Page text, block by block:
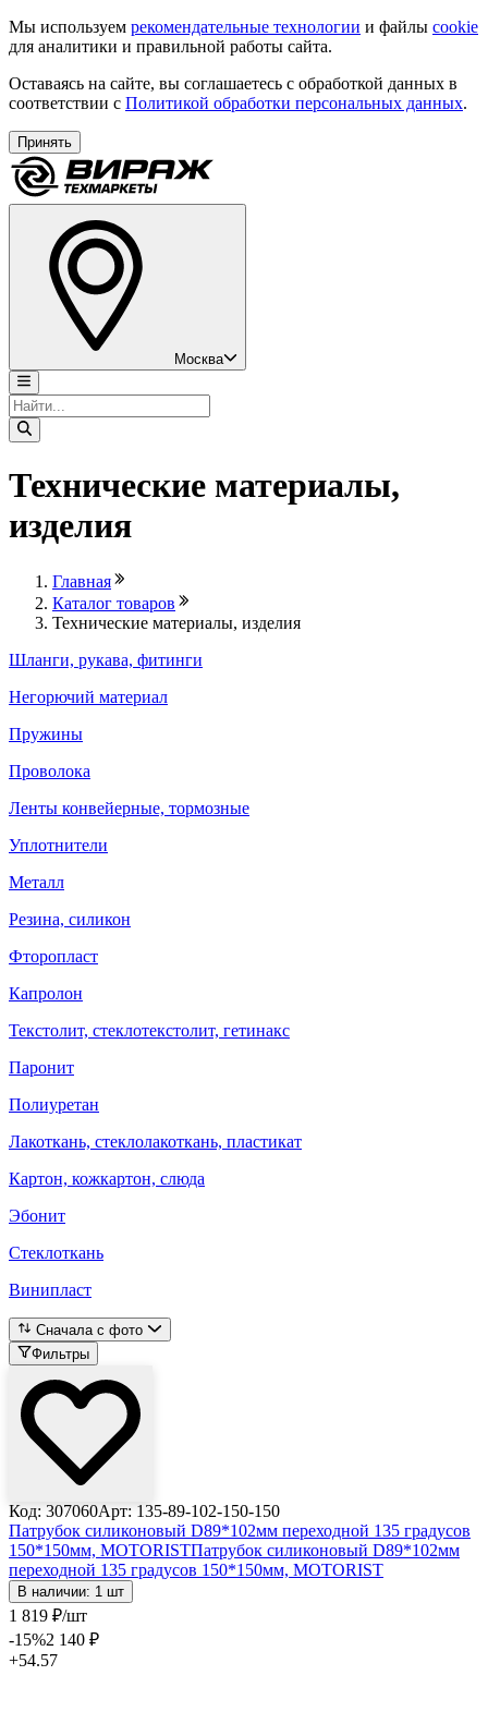
Мы используем рекомендательные технологии и файлы cookie
для аналитики и правильной работы сайта.
Оставаясь на сайте, вы соглашаетесь с обработкой данных в
соответствии с Политикой обработки персональных данных.
Принять
Москва
Технические материалы,
изделия
Главная
Каталог товаров
Технические материалы, изделия
Шланги, рукава, фитинги
Негорючий материал
Пружины
Проволока
Ленты конвейерные, тормозные
Уплотнители
Металл
Резина, силикон
Фторопласт
Капролон
Текстолит, стеклотекстолит, гетинакс
Паронит
Полиуретан
Лакоткань, стеклолакоткань, пластикат
Картон, кожкартон, слюда
Эбонит
Стеклоткань
Винипласт
Сначала с фото
Фильтры
Код: 307060Арт: 135-89-102-150-150
Патрубок силиконовый D89*102мм переходной 135 градусов
150*150мм, MOTORISTПатрубок силиконовый D89*102мм
переходной 135 градусов 150*150мм, MOTORIST
В наличии: 1 шт
1 819 ₽/шт
-15%2 140 ₽
+54.57